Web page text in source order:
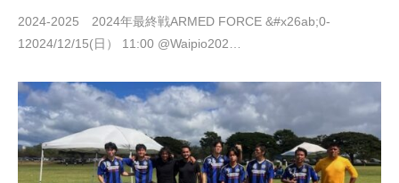
2024-2025 2024年最終戦ARMED FORCE &#x26ab;︎0-
12024/12/15(日） 11:00 @Waipio202…